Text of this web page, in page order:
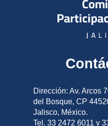
Dirección: Av. Arcos
del Bosque, CP
Jalisco, México.
Tel. 33 2472 6011 y